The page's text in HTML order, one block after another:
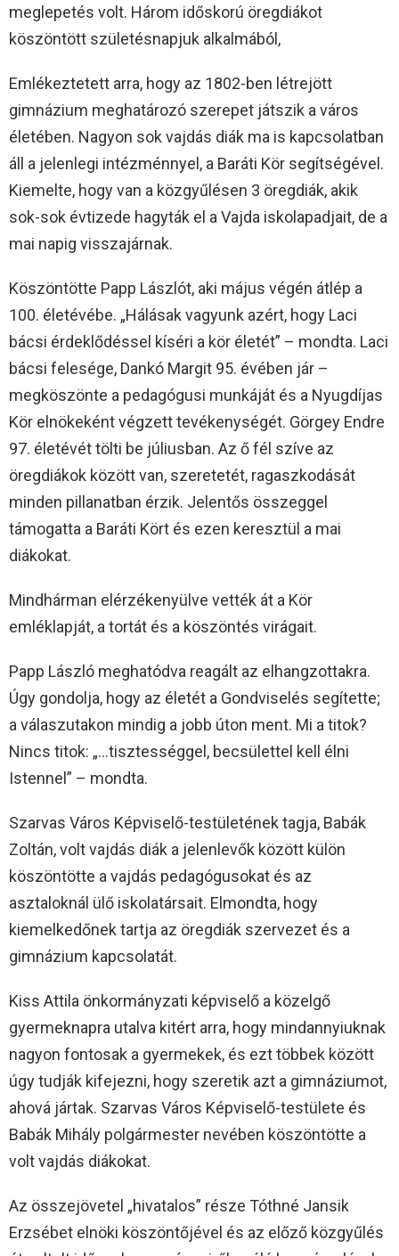
meglepetés volt. Három időskorú öregdiákot
köszöntött születésnapjuk alkalmából,
Emlékeztetett arra, hogy az 1802-ben létrejött
gimnázium meghatározó szerepet játszik a város
életében. Nagyon sok vajdás diák ma is kapcsolatban
áll a jelenlegi intézménnyel, a Baráti Kör segítségével.
Kiemelte, hogy van a közgyűlésen 3 öregdiák, akik
sok-sok évtizede hagyták el a Vajda iskolapadjait, de a
mai napig visszajárnak.
Köszöntötte Papp Lászlót, aki május végén átlép a
100. életévébe. „Hálásak vagyunk azért, hogy Laci
bácsi érdeklődéssel kíséri a kör életét” – mondta. Laci
bácsi felesége, Dankó Margit 95. évében jár –
megköszönte a pedagógusi munkáját és a Nyugdíjas
Kör elnökeként végzett tevékenységét. Görgey Endre
97. életévét tölti be júliusban. Az ő fél szíve az
öregdiákok között van, szeretetét, ragaszkodását
minden pillanatban érzik. Jelentős összeggel
támogatta a Baráti Kört és ezen keresztül a mai
diákokat.
Mindhárman elérzékenyülve vették át a Kör
emléklapját, a tortát és a köszöntés virágait.
Papp László meghatódva reagált az elhangzottakra.
Úgy gondolja, hogy az életét a Gondviselés segítette;
a válaszutakon mindig a jobb úton ment. Mi a titok?
Nincs titok: „…tisztességgel, becsülettel kell élni
Istennel” – mondta.
Szarvas Város Képviselő-testületének tagja, Babák
Zoltán, volt vajdás diák a jelenlevők között külön
köszöntötte a vajdás pedagógusokat és az
asztaloknál ülő iskolatársait. Elmondta, hogy
kiemelkedőnek tartja az öregdiák szervezet és a
gimnázium kapcsolatát.
Kiss Attila önkormányzati képviselő a közelgő
gyermeknapra utalva kitért arra, hogy mindannyiuknak
nagyon fontosak a gyermekek, és ezt többek között
úgy tudják kifejezni, hogy szeretik azt a gimnáziumot,
ahová jártak. Szarvas Város Képviselő-testülete és
Babák Mihály polgármester nevében köszöntötte a
volt vajdás diákokat.
Az összejövetel „hivatalos” része Tóthné Jansik
Erzsébet elnöki köszöntőjével és az előző közgyűlés